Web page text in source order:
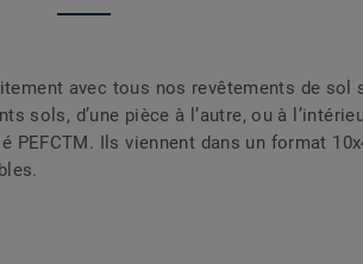
avec tous nos revêtements de
sols, d’une pièce à l’autre, ou à
Ils viennent dans un format